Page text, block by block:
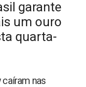
garante
um ouro
quarta-
caíram nas